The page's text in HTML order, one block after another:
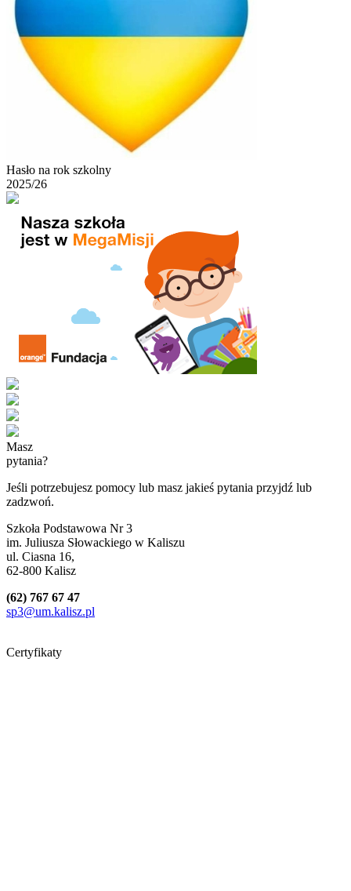
Hasło na rok szkolny
2025/26
Masz
pytania?
Jeśli potrzebujesz pomocy lub masz jakieś pytania przyjdź lub
zadzwoń.
Szkoła Podstawowa Nr 3
im. Juliusza Słowackiego w Kaliszu
ul. Ciasna 16,
62-800 Kalisz
(62) 767 67 47
sp3@um.kalisz.pl
Certyfikaty